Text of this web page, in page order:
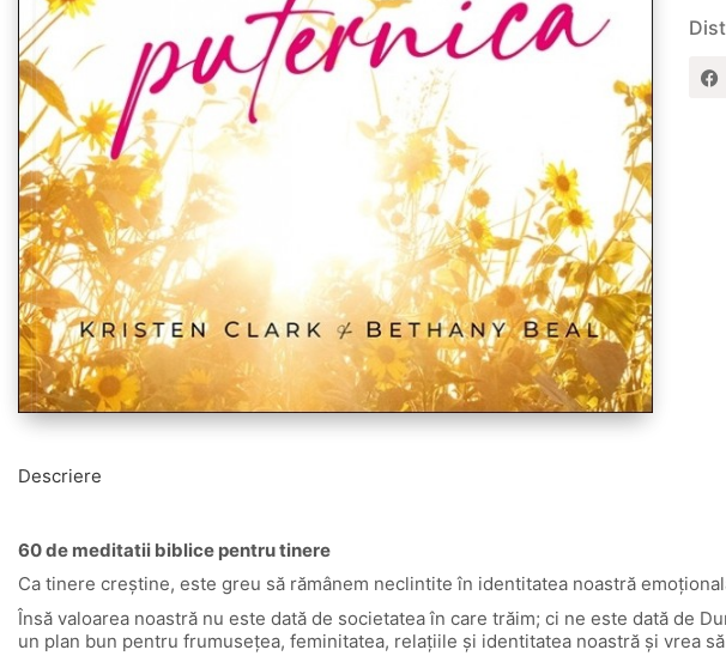
Descriere
60 de meditatii biblice pentru tinere
Ca tinere creștine, este greu să rămânem neclintite în identitatea noastră
Însă valoarea noastră nu este dată de societatea în care trăim; ci ne este dată de
un plan bun pentru frumusețea, feminitatea, relațiile și identitatea noastră și vrea